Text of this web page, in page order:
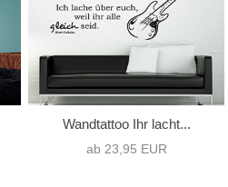
Wandtattoo Ihr lacht...
ab 23,95 EUR